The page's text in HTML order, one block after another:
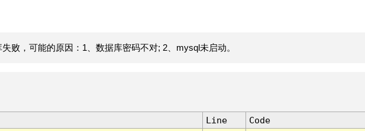
败，可能的原因：1、数据库密码不对; 2、mysql未启动。
Line
Code